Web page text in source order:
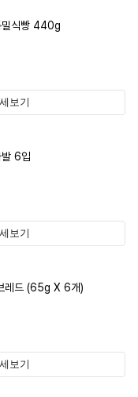
밀식빵 440g
보기
6입
보기
레드 (65g X 6개)
보기